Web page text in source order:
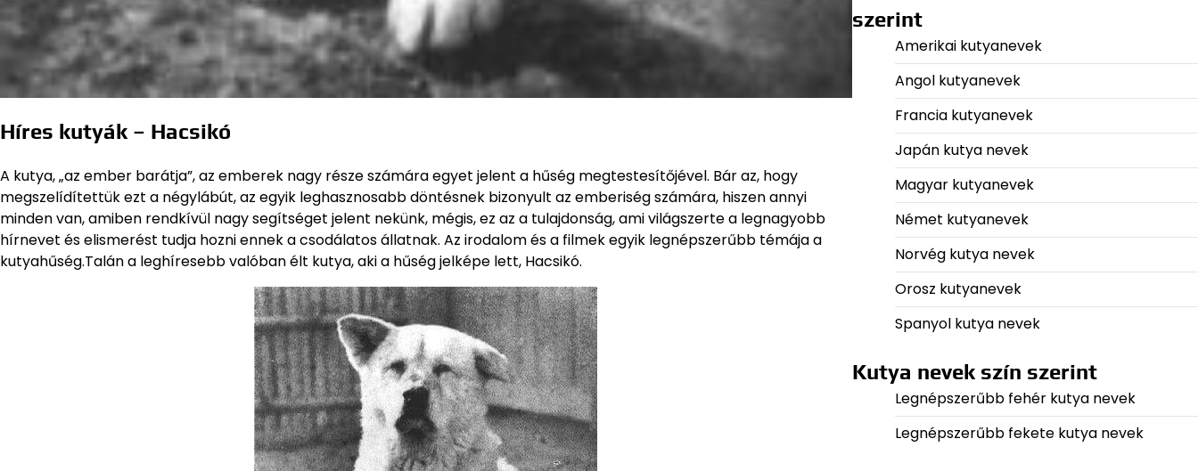
Híres kutyák – Hacsikó
A kutya, „az ember barátja”, az emberek nagy része számára egyet jelent a hűség megtestesítőjével. Bár az, hogy
megszelídítettük ezt a négylábút, az egyik leghasznosabb döntésnek bizonyult az emberiség számára, hiszen annyi
minden van, amiben rendkívül nagy segítséget jelent nekünk, mégis, ez az a tulajdonság, ami világszerte a legnagyobb
hírnevet és elismerést tudja hozni ennek a csodálatos állatnak. Az irodalom és a filmek egyik legnépszerűbb témája a
kutyahűség.Talán a leghíresebb valóban élt kutya, aki a hűség jelképe lett, Hacsikó.
szerint
Amerikai kutyanevek
Angol kutyanevek
Francia kutyanevek
Japán kutya nevek
Magyar kutyanevek
Német kutyanevek
Norvég kutya nevek
Orosz kutyanevek
Spanyol kutya nevek
Kutya nevek szín szerint
Legnépszerűbb fehér kutya nevek
Legnépszerűbb fekete kutya nevek